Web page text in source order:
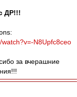
ДР!!!
N8Upfc8ceo
за вчерашние